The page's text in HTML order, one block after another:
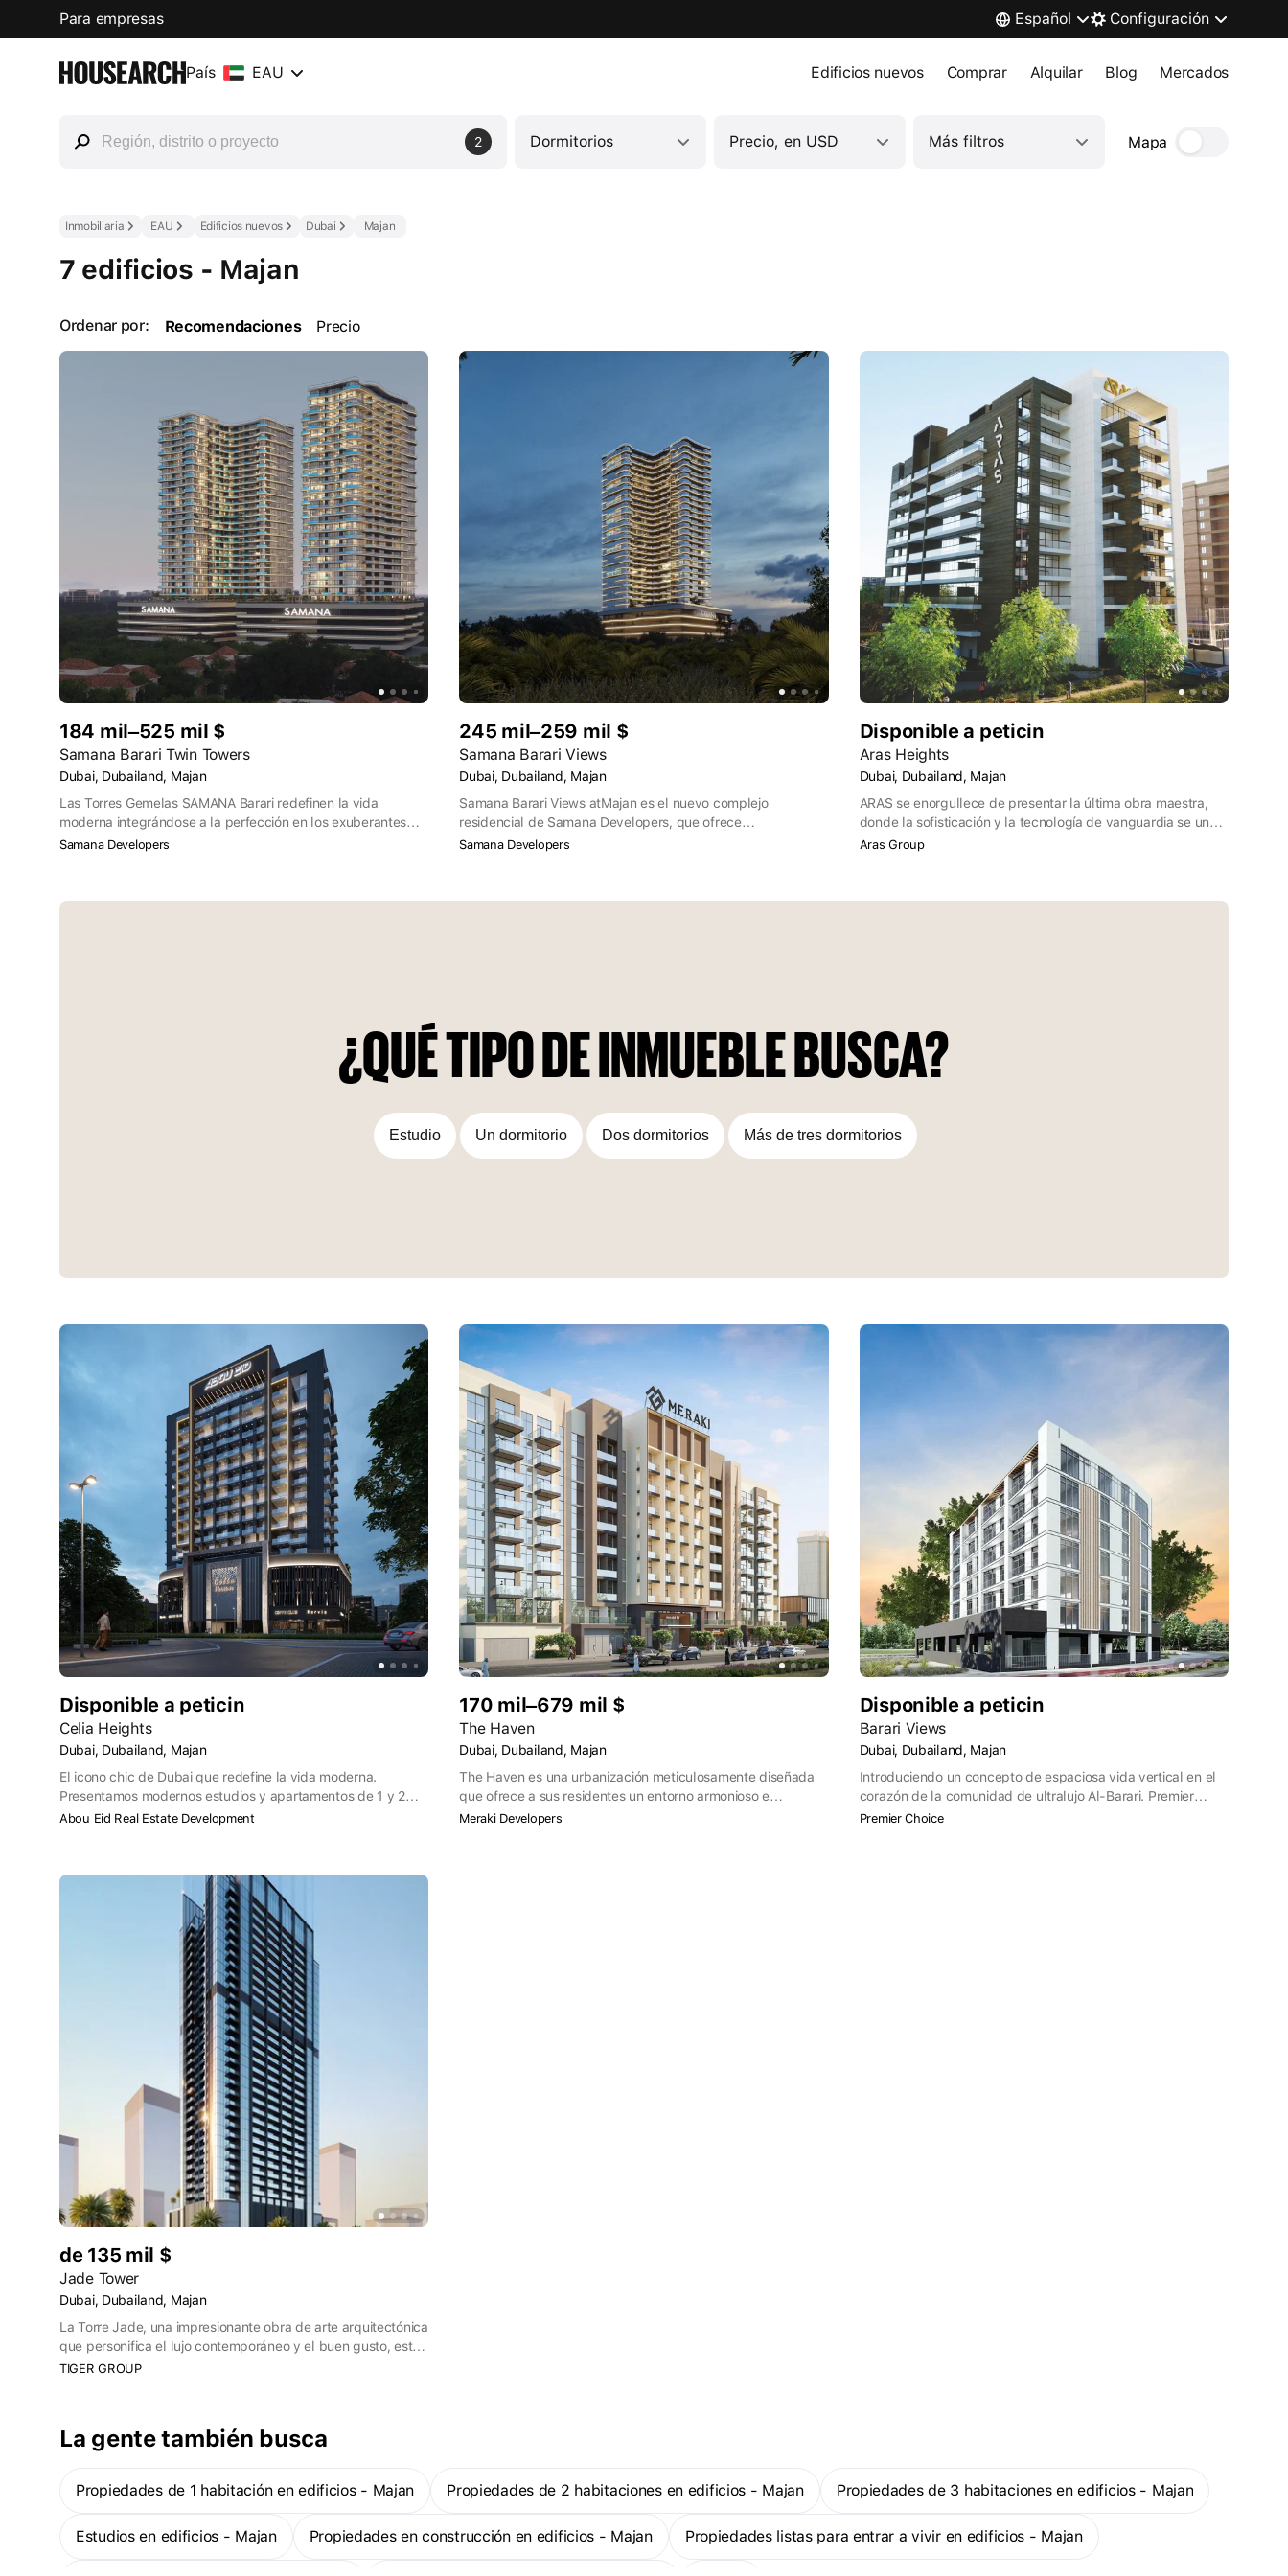
Para empresas Español Configuración
País EAU Edificios nuevos Comprar Alquilar Blog Mercados
2 Dormitorios Precio, en USD Más filtros Mapa
Inmobiliaria EAU Edificios nuevos Dubai Majan
7 edificios - Majan
Ordenar por: Recomendaciones Precio
184 mil–525 mil $
Samana Barari Twin Towers
Dubai, Dubailand, Majan
Las Torres Gemelas SAMANA Barari redefinen la vida
moderna integrándose a la perfección en los exuberantes
paisajes que las rodean. Cada residencia es un remanso de
cotidiana.
Samana Developers
245 mil–259 mil $
Samana Barari Views
Dubai, Dubailand, Majan
Samana Barari Views atMajan es el nuevo complejo
residencial de Samana Developers, que ofrece
apartamentos de lujo con servicios. Este proyecto residencial
Samana Developers
Disponible a peticin
Aras Heights
Dubai, Dubailand, Majan
ARAS se enorgullece de presentar la última obra maestra,
donde la sofisticación y la tecnología de vanguardia se unen
para redefinir la vida urbana. Situado en el corazón de
proporcionar las mejores viviendas de calidad con un toque
Aras Group
¿QUÉ TIPO DE INMUEBLE BUSCA?
Estudio Un dormitorio Dos dormitorios Más de tres dormitorios
Disponible a peticin
Celia Heights
Dubai, Dubailand, Majan
El icono chic de Dubai que redefine la vida moderna.
Presentamos modernos estudios y apartamentos de 1 y 2
dormitorios que priorizan la privacidad y el confort. Sienta la
amplia terraza y zonas de juegos infantiles.
Abou Eid Real Estate Development
170 mil–679 mil $
The Haven
Dubai, Dubailand, Majan
The Haven es una urbanización meticulosamente diseñada
que ofrece a sus residentes un entorno armonioso e
inspirador. Siguiendo los principios del diseño biofílico, todos
Meraki Developers
Disponible a peticin
Barari Views
Dubai, Dubailand, Majan
Introduciendo un concepto de espaciosa vida vertical en el
corazón de la comunidad de ultralujo Al-Barari. Premier
Choice ha demostrado una vez más su capacidad para
Premier Choice
de 135 mil $
Jade Tower
Dubai, Dubailand, Majan
La Torre Jade, una impresionante obra de arte arquitectónica
que personifica el lujo contemporáneo y el buen gusto, está
escondida en el colorido tapiz del horizonte de Dubailand.
TIGER GROUP
La gente también busca
Propiedades de 1 habitación en edificios - Majan Propiedades de 2 habitaciones en edificios - Majan Propiedades de 3 habitaciones en edificios - Majan
Estudios en edificios - Majan Propiedades en construcción en edificios - Majan Propiedades listas para entrar a vivir en edificios - Majan